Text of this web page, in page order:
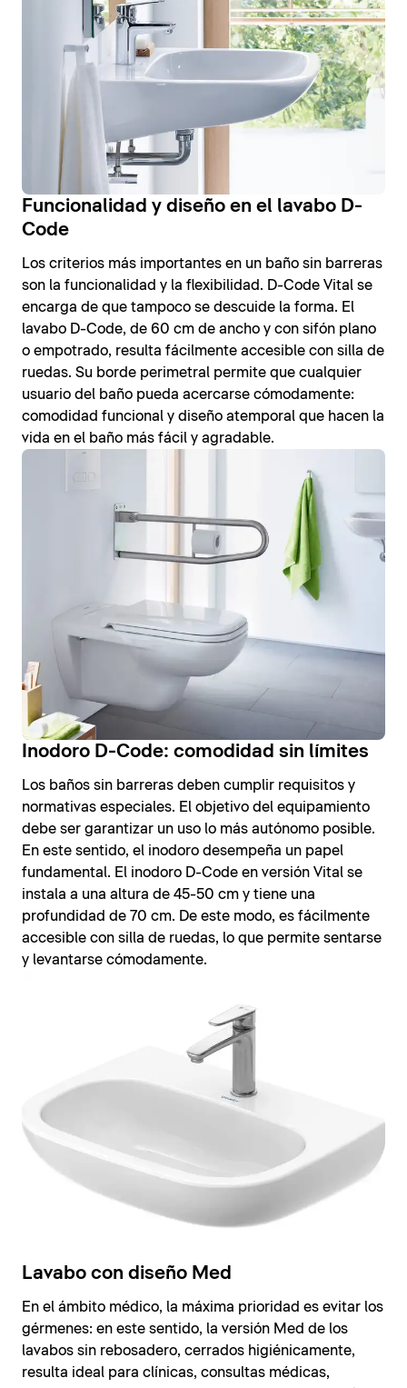
Funcionalidad y diseño en el lavabo D-
Code
Los criterios más importantes en un baño sin barreras
son la funcionalidad y la flexibilidad. D-Code Vital se
encarga de que tampoco se descuide la forma. El
lavabo D-Code, de 60 cm de ancho y con sifón plano
o empotrado, resulta fácilmente accesible con silla de
ruedas. Su borde perimetral permite que cualquier
usuario del baño pueda acercarse cómodamente:
comodidad funcional y diseño atemporal que hacen la
vida en el baño más fácil y agradable.
Inodoro D-Code: comodidad sin límites
Los baños sin barreras deben cumplir requisitos y
normativas especiales. El objetivo del equipamiento
debe ser garantizar un uso lo más autónomo posible.
En este sentido, el inodoro desempeña un papel
fundamental. El inodoro D-Code en versión Vital se
instala a una altura de 45-50 cm y tiene una
profundidad de 70 cm. De este modo, es fácilmente
accesible con silla de ruedas, lo que permite sentarse
y levantarse cómodamente.
Lavabo con diseño Med
En el ámbito médico, la máxima prioridad es evitar los
gérmenes: en este sentido, la versión Med de los
lavabos sin rebosadero, cerrados higiénicamente,
resulta ideal para clínicas, consultas médicas,